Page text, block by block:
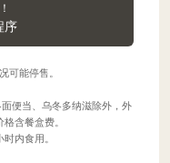
序
可能停售。
便当、乌冬多纳滋除外，外
含餐盒费。
内食用。